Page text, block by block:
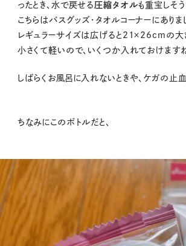
ったとき、水で戻せる 圧縮タオルも重宝しそう
こちらはバスグッズ・タオルコーナーにありま
レギュラーサイズは広げると21×26cmの大き
小さくて軽いので、いくつか入れておけますね
しばらくお風呂に入れないときや、ケガの止血
ちなみにこのボトルだと、